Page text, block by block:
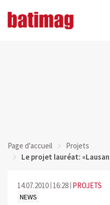
Page d'accueil
Projets
Le projet lauréat:
14.07.2010 16:28 PROJETS
NEWS